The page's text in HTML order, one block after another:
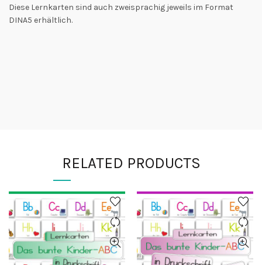
Diese Lernkarten sind auch zweisprachig jeweils im Format
DINA5 erhältlich.
RELATED PRODUCTS